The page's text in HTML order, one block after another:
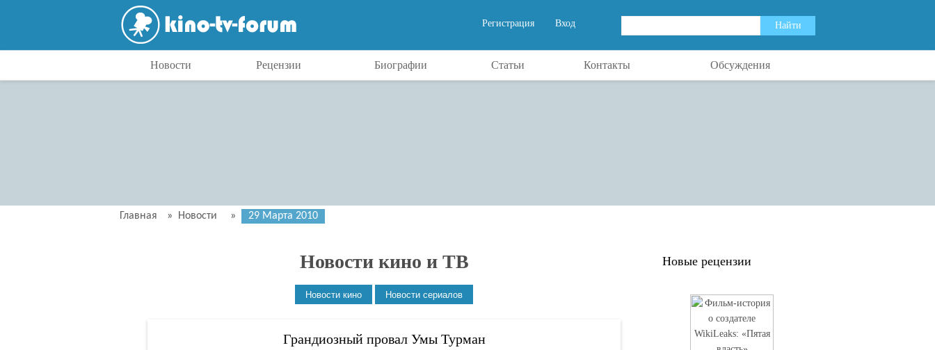
Вход
Регистрация
Новости Рецензии Биографии Статьи Контакты Обсуждения
Главная » Новости » 29 Марта 2010
Новости кино и ТВ
Грандиозный провал Умы Турман
Новые рецензии